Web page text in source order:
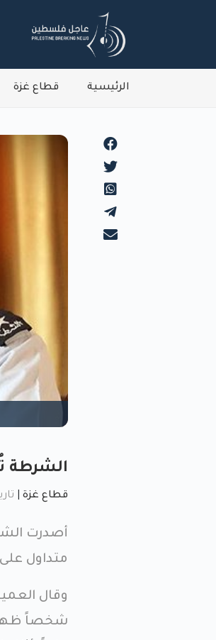
الرئيسية قطاع غزة
الشرطة
قطاع غزة
أصدرت
متداول
وقال